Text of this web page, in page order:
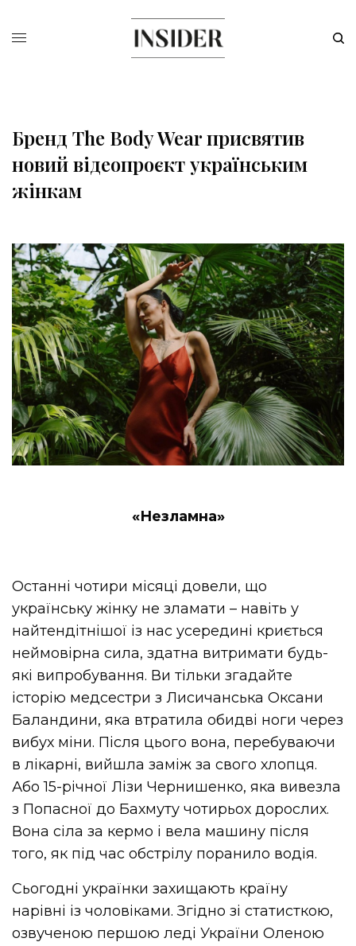
Бренд The Body Wear присвятив
новий відеопроєкт українським
жінкам
«Незламна»
Останні чотири місяці довели, що
українську жінку не зламати – навіть у
найтендітнішої із нас усередині криється
неймовірна сила, здатна витримати будь-
які випробування. Ви тільки згадайте
історію медсестри з Лисичанська Оксани
Баландини, яка втратила обидві ноги через
вибух міни. Після цього вона, перебуваючи
в лікарні, вийшла заміж за свого хлопця.
Або 15-річної Лізи Чернишенко, яка вивезла
з Попасної до Бахмуту чотирьох дорослих.
Вона сіла за кермо і вела машину після
того, як під час обстрілу поранило водія.
Сьогодні українки захищають країну
нарівні із чоловіками. Згідно зі статисткою,
озвученою першою леді України Оленою